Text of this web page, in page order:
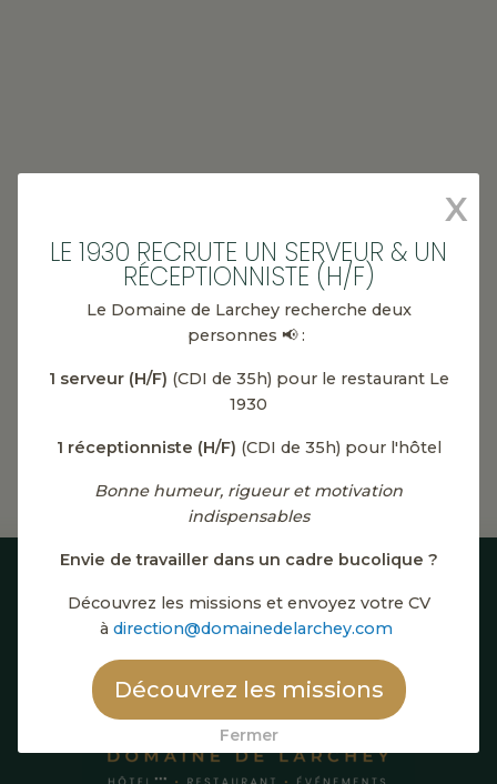
X
Fermer
LE 1930 RECRUTE UN SERVEUR & UN
RÉCEPTIONNISTE (H/F)
Le Domaine de Larchey recherche deux
personnes 📢 :
1 serveur (H/F) (CDI de 35h) pour le restaurant Le
1930
1 réceptionniste (H/F) (CDI de 35h) pour l'hôtel
Bonne humeur, rigueur et motivation
indispensables
Envie de travailler dans un cadre bucolique ?
Découvrez les missions et envoyez votre CV
à direction@domainedelarchey.com
Découvrez les missions